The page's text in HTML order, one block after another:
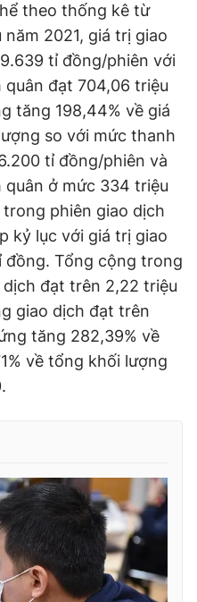
theo thống kê từ
2021, giá trị giao
tỉ đồng/phiên với
đạt 704,06 triệu
tăng 198,44% về giá
so với mức thanh
tỉ đồng/phiên và
ở mức 334 triệu
phiên giao dịch
kỷ lục với giá trị giao
Tổng cộng trong
đạt trên 2,22 triệu
giao dịch đạt trên
tăng 282,39% về
về tổng khối lượng